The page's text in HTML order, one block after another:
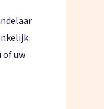
of uw